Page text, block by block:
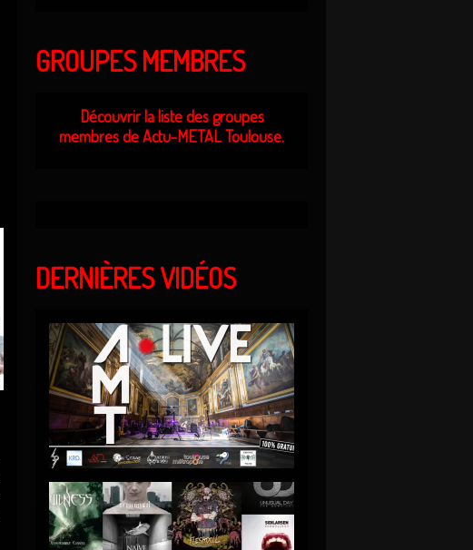
GROUPES MEMBRES
Découvrir la liste des groupes
membres de Actu-METAL Toulouse.
DERNIÈRES VIDÉOS